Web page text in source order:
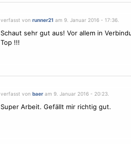
verfasst von runner21 am 9. Januar 2016 - 17:36.
Schaut sehr gut aus! Vor allem in
Top !!!
verfasst von baeram 9. Januar 2016 - 20:23.
Super Arbeit. Gefällt mir richtig gut.